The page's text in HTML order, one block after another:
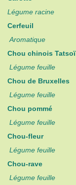
Légume racine
Cerfeuil
Aromatique
Chou chinois Tatsoï
Légume feuille
Chou de Bruxelles
Légume feuille
Chou pommé
Légume feuille
Chou-fleur
Légume feuille
Chou-rave
Légume feuille